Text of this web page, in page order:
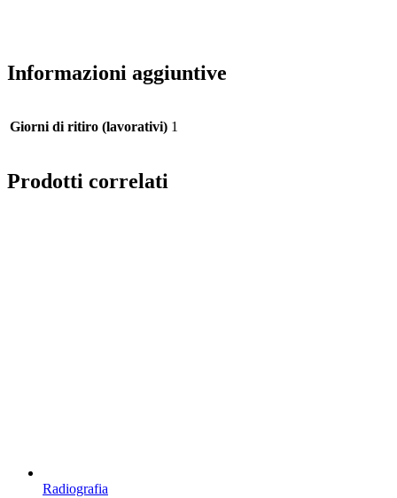
Informazioni aggiuntive
Giorni di ritiro (lavorativi) 1
Prodotti correlati
Radiografia